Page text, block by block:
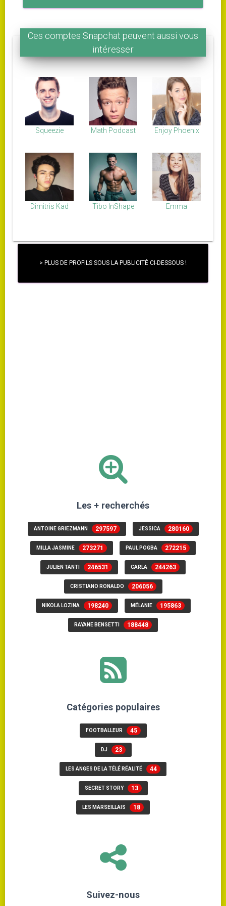
Ces comptes Snapchat peuvent aussi vous
intéresser
Squeezie Math Podcast Enjoy Phoenix
Dimitris Kad Tibo InShape Emma
> PLUS DE PROFILS SOUS LA PUBLICITÉ CI-DESSOUS !
Les + recherchés
ANTOINE GRIEZMANN 297597 JESSICA 280160
MILLA JASMINE 273271 PAUL POGBA 272215
JULIEN TANTI 246531 CARLA 244263
CRISTIANO RONALDO 206056
NIKOLA LOZINA 198240 MÉLANIE 195863
RAYANE BENSETTI 188448
Catégories populaires
FOOTBALLEUR 45
DJ 23
LES ANGES DE LA TÉLÉ RÉALITÉ 44
SECRET STORY 13
LES MARSEILLAIS 18
Suivez-nous